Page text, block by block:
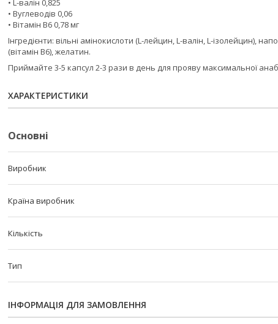
• L-валін 0,825
• Вуглеводів 0,06
• Вітамін В6 0,78 мг
Інгредієнти: вільні амінокислоти (L-лейцин, L-валін, L-ізолейцин),
(вітамін В6), желатин.
Приймайте 3-5 капсул 2-3 рази в день для прояву максимальної
ХАРАКТЕРИСТИКИ
Основні
Виробник
Країна виробник
Кількість
Тип
ІНФОРМАЦІЯ ДЛЯ ЗАМОВЛЕННЯ